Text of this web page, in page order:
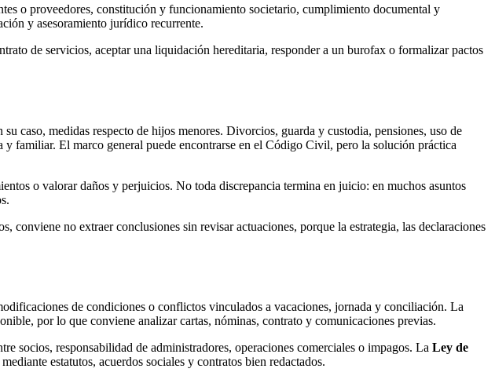
o proveedores, constitución y funcionamiento societario, cumplimiento documental y
y asesoramiento jurídico recurrente.
de servicios, aceptar una liquidación hereditaria, responder a un burofax o formalizar pactos
caso, medidas respecto de hijos menores. Divorcios, guarda y custodia, pensiones, uso de
familiar. El marco general puede encontrarse en el Código Civil, pero la solución práctica
o valorar daños y perjuicios. No toda discrepancia termina en juicio: en muchos asuntos
conviene no extraer conclusiones sin revisar actuaciones, porque la estrategia, las declaraciones
de condiciones o conflictos vinculados a vacaciones, jornada y conciliación. La
por lo que conviene analizar cartas, nóminas, contrato y comunicaciones previas.
socios, responsabilidad de administradores, operaciones comerciales o impagos. La Ley de
estatutos, acuerdos sociales y contratos bien redactados.